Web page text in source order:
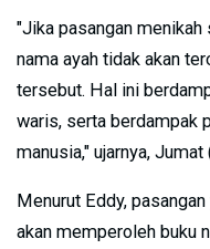
"Jika pasangan
nama ayah tidak akan
tersebut. Hal ini
waris, serta berdampak
manusia," ujarnya,
Menurut Eddy,
akan memperoleh buku